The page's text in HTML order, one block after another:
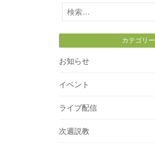
検
索:
カテゴリー
お知らせ
イベント
ライブ配信
次週説教